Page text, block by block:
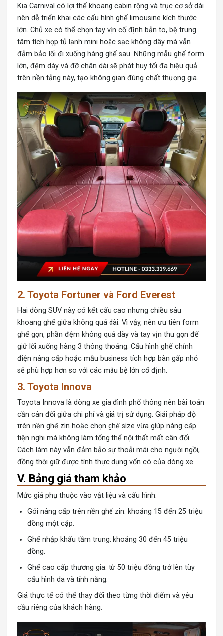
Kia Carnival có lợi thế khoang cabin rộng và trục cơ sở dài
nên dễ triển khai các cấu hình ghế limousine kích thước
lớn. Chủ xe có thể chọn tay vịn cố định bản to, bệ trung
tâm tích hợp tủ lạnh mini hoặc sạc không dây mà vẫn
đảm bảo lối đi xuống hàng ghế sau. Những mẫu ghế form
lớn, đệm dày và đỡ chân dài sẽ phát huy tối đa hiệu quả
trên nền tảng này, tạo không gian đúng chất thương gia.
2. Toyota Fortuner và Ford Everest
Hai dòng SUV này có kết cấu cao nhưng chiều sâu
khoang ghế giữa không quá dài. Vì vậy, nên ưu tiên form
ghế gọn, phần đệm không quá dày và tay vịn thu gọn để
giữ lối xuống hàng 3 thông thoáng. Cấu hình ghế chỉnh
điện nâng cấp hoặc mẫu business tích hợp bàn gấp nhỏ
sẽ phù hợp hơn so với các mẫu bệ lớn cố định.
3. Toyota Innova
Toyota Innova là dòng xe gia đình phổ thông nên bài toán
cần cân đối giữa chi phí và giá trị sử dụng. Giải pháp độ
trên nền ghế zin hoặc chọn ghế size vừa giúp nâng cấp
tiện nghi mà không làm tổng thể nội thất mất cân đối.
Cách làm này vẫn đảm bảo sự thoải mái cho người ngồi,
đồng thời giữ được tính thực dụng vốn có của dòng xe.
V. Bảng giá tham khảo
Mức giá phụ thuộc vào vật liệu và cấu hình:
Gói nâng cấp trên nền ghế zin: khoảng 15 đến 25 triệu
đồng một cặp.
Ghế nhập khẩu tầm trung: khoảng 30 đến 45 triệu
đồng.
Ghế cao cấp thương gia: từ 50 triệu đồng trở lên tùy
cấu hình da và tính năng.
Giá thực tế có thể thay đổi theo từng thời điểm và yêu
cầu riêng của khách hàng.